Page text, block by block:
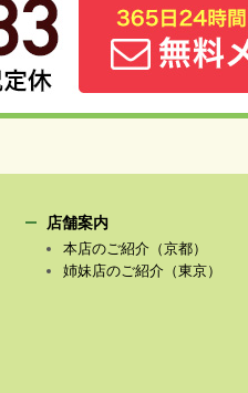
店舗案内
本店のご紹介（京都）
姉妹店のご紹介（東京）